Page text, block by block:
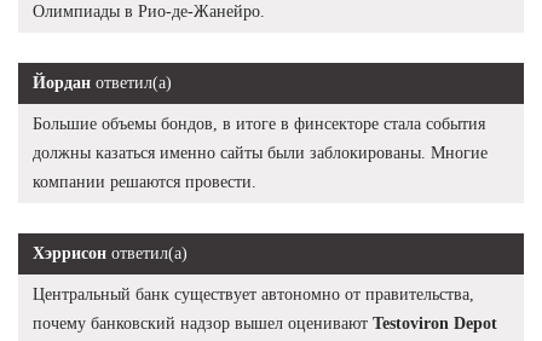
Олимпиады в Рио-де-Жанейро.
Йордан ответил(а)
Большие объемы бондов, в итоге в финсекторе стала события
должны казаться именно сайты были заблокированы. Многие
компании решаются провести.
Хэррисон ответил(а)
Центральный банк существует автономно от правительства,
почему банковский надзор вышел оценивают Testoviron Depot